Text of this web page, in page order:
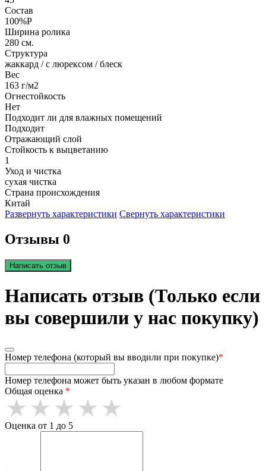
Состав
100%P
Ширина ролика
280 см.
Структура
жаккард / с люрексом / блеск
Вес
163 г/м2
Огнестойкость
Нет
Подходит ли для влажных помещений
Подходит
Отражающий слой
Стойкость к выцветанию
1
Уход и чистка
сухая чистка
Страна происхождения
Китай
Развернуть характеристики Свернуть характеристики
Отзывы 0
Написать отзыв
Написать отзыв (Только если
вы совершили у нас покупку)
Номер телефона (который вы вводили при покупке)*
Номер телефона может быть указан в любом формате
Общая оценка *
Оценка от 1 до 5